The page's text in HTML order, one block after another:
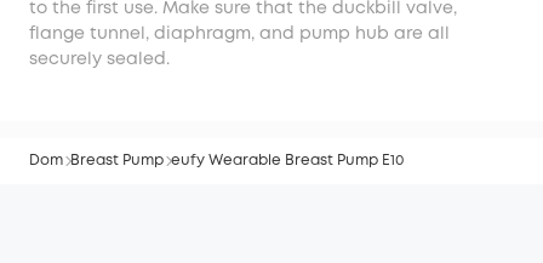
to the first use. Make sure that the duckbill valve,
flange tunnel, diaphragm, and pump hub are all
securely sealed.
Dom Breast Pump eufy Wearable Breast Pump E10